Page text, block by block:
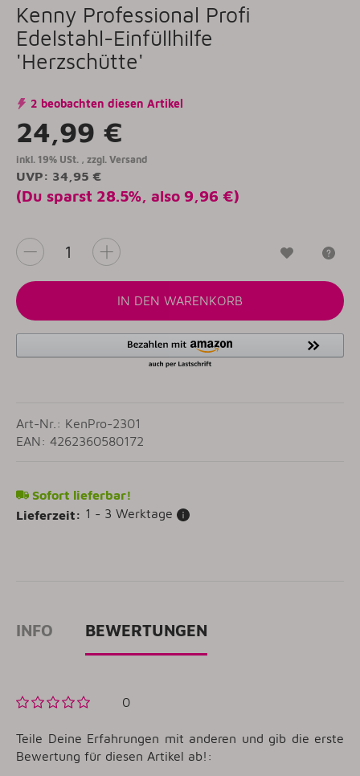
Kenny Professional Profi
Edelstahl-Einfüllhilfe
'Herzschütte'
2 beobachten diesen Artikel
24,99 €
inkl. 19% USt. , zzgl. Versand
UVP: 34,95 €
(Du sparst 28.5%, also 9,96 €)
IN DEN WARENKORB
Art-Nr.: KenPro-2301
EAN: 4262360580172
Sofort lieferbar!
Lieferzeit: 1 - 3 Werktage
INFO BEWERTUNGEN
0
Teile Deine Erfahrungen mit anderen und gib die erste
Bewertung für diesen Artikel ab!: